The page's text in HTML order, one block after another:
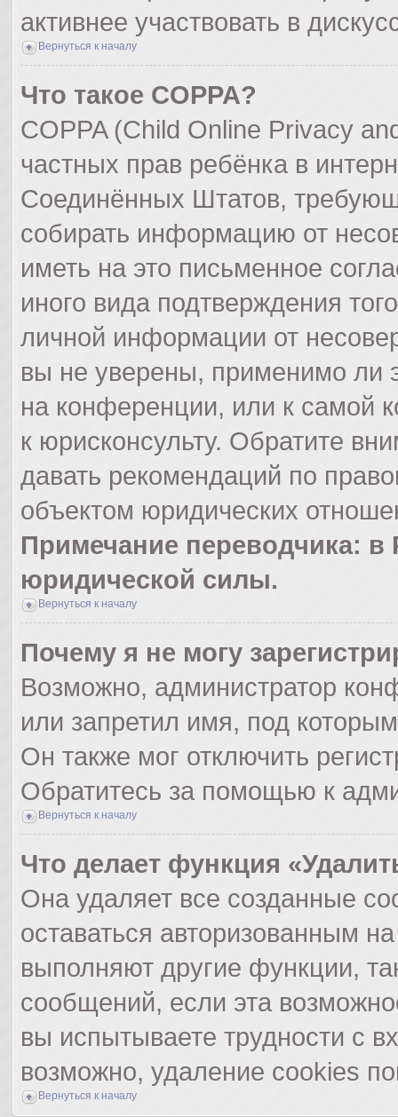
активнее участвовать в
Вернуться к началу
Что такое COPPA?
COPPA (Child Online Privacy
частных прав ребёнка в
Соединённых Штатов,
собирать информацию от
иметь на это письменное
иного вида подтверждения
личной информации от
вы не уверены, применимо ли
на конференции, или к самой
к юрисконсульту. Обратите
давать рекомендаций по
объектом юридических
Примечание переводчика: в
юридической силы.
Вернуться к началу
Почему я не могу
Возможно, администратор
или запретил имя, под
Он также мог отключить
Обратитесь за помощью к
Вернуться к началу
Что делает функция
Она удаляет все созданные
оставаться авторизованным
выполняют другие функции,
сообщений, если эта
вы испытываете трудности с
возможно, удаление cookies
Вернуться к началу